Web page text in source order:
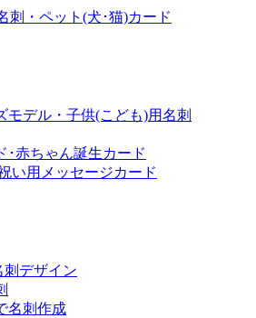
刺・ペット(犬･猫)カード
モデル・子供(こども)用名刺
･赤ちゃん誕生カード
い用メッセージカード
刺デザイン
名刺作成